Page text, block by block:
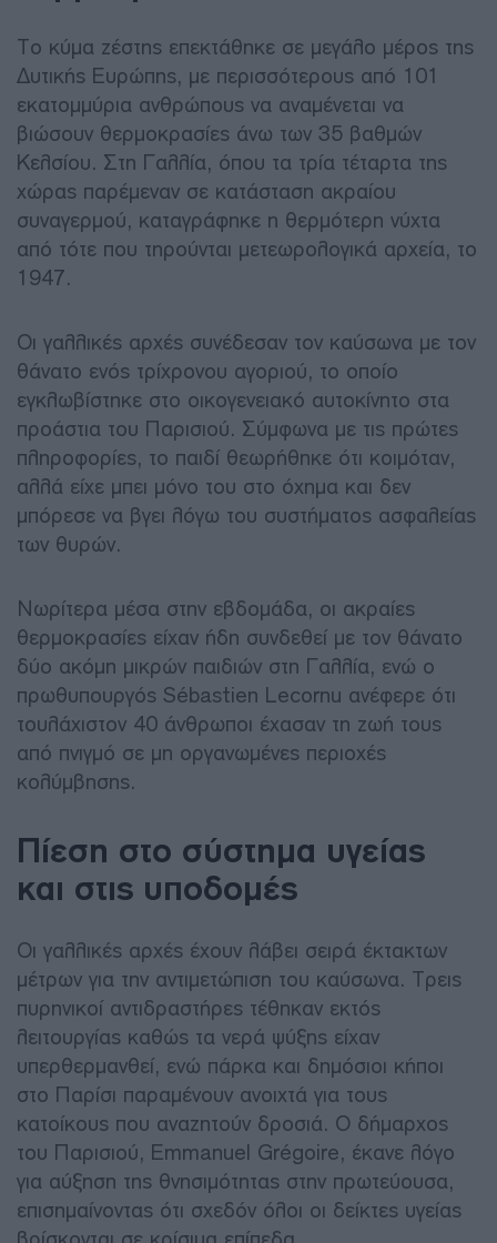
Το κύμα ζέστης επεκτάθηκε σε μεγάλο μέρος της
Δυτικής Ευρώπης, με περισσότερους από 101
εκατομμύρια ανθρώπους να αναμένεται να
βιώσουν θερμοκρασίες άνω των 35 βαθμών
Κελσίου. Στη Γαλλία, όπου τα τρία τέταρτα της
χώρας παρέμεναν σε κατάσταση ακραίου
συναγερμού, καταγράφηκε η θερμότερη νύχτα
από τότε που τηρούνται μετεωρολογικά αρχεία, το
1947.
Οι γαλλικές αρχές συνέδεσαν τον καύσωνα με τον
θάνατο ενός τρίχρονου αγοριού, το οποίο
εγκλωβίστηκε στο οικογενειακό αυτοκίνητο στα
προάστια του Παρισιού. Σύμφωνα με τις πρώτες
πληροφορίες, το παιδί θεωρήθηκε ότι κοιμόταν,
αλλά είχε μπει μόνο του στο όχημα και δεν
μπόρεσε να βγει λόγω του συστήματος ασφαλείας
των θυρών.
Νωρίτερα μέσα στην εβδομάδα, οι ακραίες
θερμοκρασίες είχαν ήδη συνδεθεί με τον θάνατο
δύο ακόμη μικρών παιδιών στη Γαλλία, ενώ ο
πρωθυπουργός Sébastien Lecornu ανέφερε ότι
τουλάχιστον 40 άνθρωποι έχασαν τη ζωή τους
από πνιγμό σε μη οργανωμένες περιοχές
κολύμβησης.
Πίεση στο σύστημα υγείας
και στις υποδομές
Οι γαλλικές αρχές έχουν λάβει σειρά έκτακτων
μέτρων για την αντιμετώπιση του καύσωνα. Τρεις
πυρηνικοί αντιδραστήρες τέθηκαν εκτός
λειτουργίας καθώς τα νερά ψύξης είχαν
υπερθερμανθεί, ενώ πάρκα και δημόσιοι κήποι
στο Παρίσι παραμένουν ανοιχτά για τους
κατοίκους που αναζητούν δροσιά. Ο δήμαρχος
του Παρισιού, Emmanuel Grégoire, έκανε λόγο
για αύξηση της θνησιμότητας στην πρωτεύουσα,
επισημαίνοντας ότι σχεδόν όλοι οι δείκτες υγείας